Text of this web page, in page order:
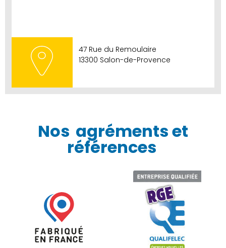
47 Rue du Remoulaire
13300 Salon-de-Provence
Nos agréments et
références